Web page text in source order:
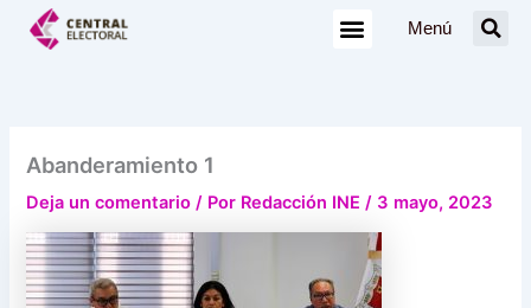
Menú
Abanderamiento 1
Deja un comentario / Por Redacción INE/ 3 mayo, 2023